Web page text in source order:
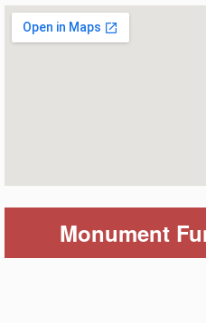
Monument